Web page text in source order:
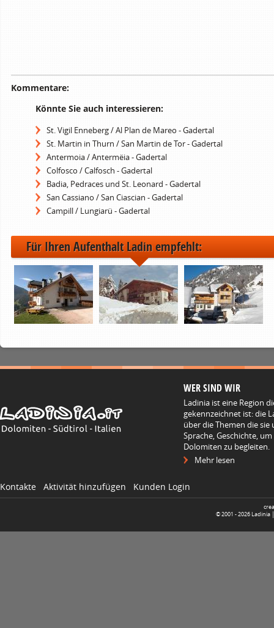
Kommentare:
Könnte Sie auch interessieren:
St. Vigil Enneberg / Al Plan de Mareo - Gadertal
St. Martin in Thurn / San Martin de Tor - Gadertal
Antermoia / Antermëia - Gadertal
Colfosco / Calfosch - Gadertal
Badia, Pedraces und St. Leonard - Gadertal
San Cassiano / San Ciascian - Gadertal
Campill / Lungiarü - Gadertal
Für Ihren Aufenthalt Ladin empfehlt:
WER SIND WIR
Ladinia ist eine Region
gekennzeichnet ist: die
über die Themen die
Sprache, Geschichte,
Dolomiten zu begleiten.
Mehr lesen
Kontakte Aktivität hinzufügen Kunden Login
© 2001 -2026 Ladinia